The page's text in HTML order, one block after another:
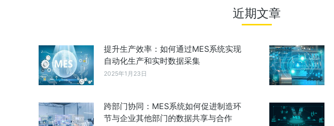
近期文章
提升生产效率：如何通过MES系统实现
自动化生产和实时数据采集
2025年1月23日
跨部门协同：MES系统如何促进制造环
节与企业其他部门的数据共享与合作